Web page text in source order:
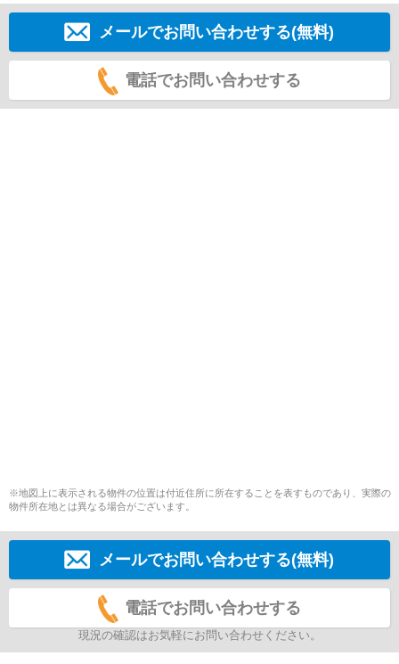
メールでお問い合わせする(無料)
電話でお問い合わせする
※地図上に表示される物件の位置は付近住所に所在することを表すものであり、実際の
物件所在地とは異なる場合がございます。
メールでお問い合わせする(無料)
電話でお問い合わせする
現況の確認はお気軽にお問い合わせください。